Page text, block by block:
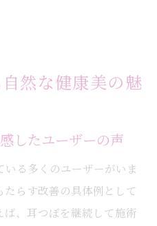
然な健康美の魅
したユーザーの声
る多くのユーザーがいま
らす改善の具体例として
、耳つぼを継続して施術